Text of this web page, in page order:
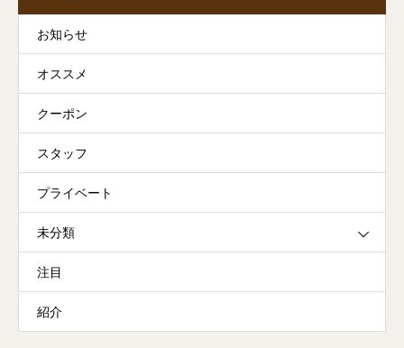
お知らせ
オススメ
クーポン
スタッフ
プライベート
未分類
注目
紹介